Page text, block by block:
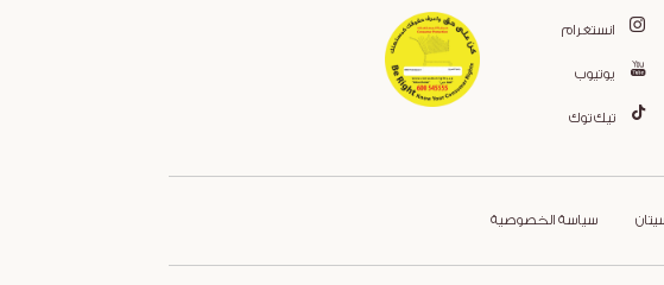
انستغرام
يوتيوب
تيك توك
سياسة الخصوصية